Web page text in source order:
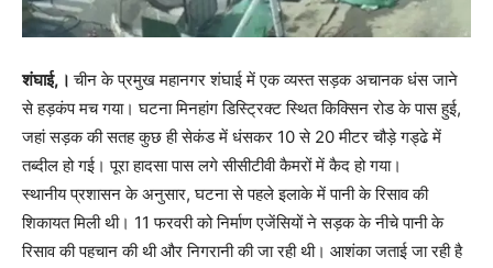
शंघाई,।चीन के प्रमुख महानगर शंघाई में एक व्यस्त सड़क अचानक धंस जाने
से हड़कंप मच गया। घटना मिनहांग डिस्ट्रिक्ट स्थित किक्सिन रोड के पास हुई,
जहां सड़क की सतह कुछ ही सेकंड में धंसकर 10 से 20 मीटर चौड़े गड्ढे में
तब्दील हो गई। पूरा हादसा पास लगे सीसीटीवी कैमरों में कैद हो गया।
स्थानीय प्रशासन के अनुसार, घटना से पहले इलाके में पानी के रिसाव की
शिकायत मिली थी। 11 फरवरी को निर्माण एजेंसियों ने सड़क के नीचे पानी के
रिसाव की पहचान की थी और निगरानी की जा रही थी। आशंका जताई जा रही है